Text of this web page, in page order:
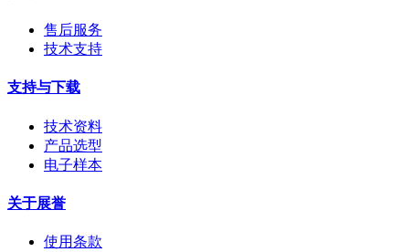
售后服务
技术支持
支持与下载
技术资料
产品选型
电子样本
关于展誉
使用条款